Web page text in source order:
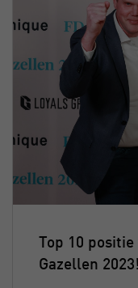
Top 10
Gazellen 2023!